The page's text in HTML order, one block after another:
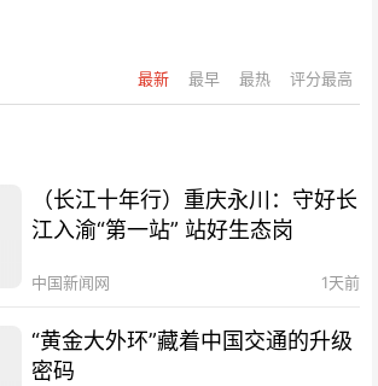
最新 最早 最热 评分最高
（长江十年行）重庆永川：守好长
江入渝“第一站” 站好生态岗
中国新闻网 1天前
“黄金大外环”藏着中国交通的升级
密码